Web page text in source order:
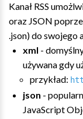
Kanał RSS
oraz JSON
.json) do swojego
xml -
używana gdy
przykład:
json -
JavaScript